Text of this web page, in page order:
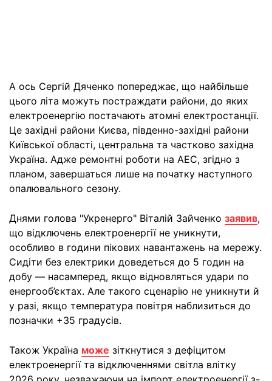
А ось Сергій Дяченко попереджає, що найбільше
цього літа можуть постраждати райони, до яких
електроенергію постачають атомні електростанції.
Це західні райони Києва, південно-західні райони
Київської області, центральна та частково західна
Україна. Адже ремонтні роботи на АЕС, згідно з
планом, завершаться лише на початку наступного
опалювального сезону.
Днями голова "Укренерго" Віталій Зайченко заявив,
що відключень електроенергії не уникнути,
особливо в години пікових навантажень на мережу.
Сидіти без електрики доведеться до 5 годин на
добу — насамперед, якщо відновляться удари по
енергооб’єктах. Але такого сценарію не уникнути й
у разі, якщо температура повітря наблизиться до
позначки +35 градусів.
Також Україна може зіткнутися з дефіцитом
електроенергії та відключеннями світла влітку